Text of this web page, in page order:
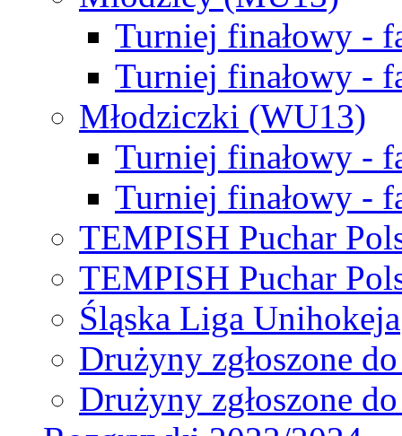
Turniej finałowy -
Turniej finałowy -
Młodziczki (WU13)
Turniej finałowy -
Turniej finałowy -
TEMPISH Puchar
TEMPISH Puchar
Śląska Liga Unihokeja
Drużyny zgłoszone
Drużyny zgłoszone